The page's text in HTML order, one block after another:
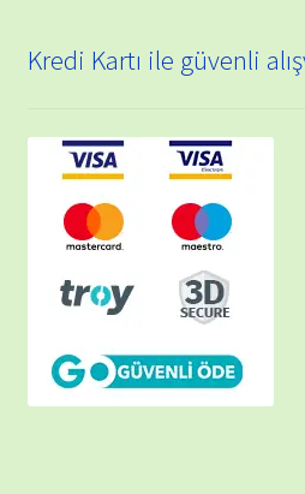
Kredi Kartı ile güvenli